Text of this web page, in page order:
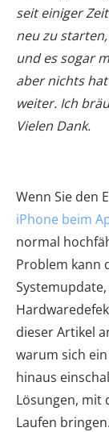
seit einiger
neu zu
und es sogar
aber nichts
weiter. Ich
Vielen Dank.
Wenn Sie den
iPhone beim
normal
Problem kann
dieser Artikel
warum sich
hinaus
Lösungen, mit
Laufen bringen.